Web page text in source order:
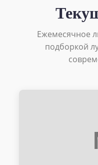
Ежемесячное
подборкой